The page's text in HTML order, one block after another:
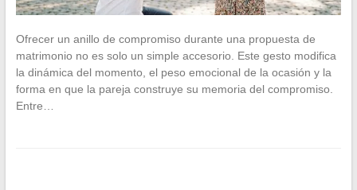
Ofrecer un anillo de compromiso durante una propuesta de
matrimonio no es solo un simple accesorio. Este gesto modifica
la dinámica del momento, el peso emocional de la ocasión y la
forma en que la pareja construye su memoria del compromiso.
Entre…